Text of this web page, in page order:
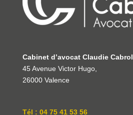
Cabinet d’avocat Claudie Cabrol
45 Avenue Victor Hugo,
26000 Valence
Tél : 04 75 41 53 56